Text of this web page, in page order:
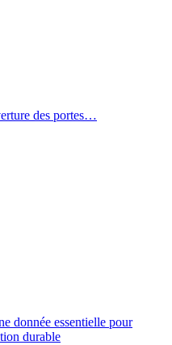
des portes…
donnée essentielle pour
durable